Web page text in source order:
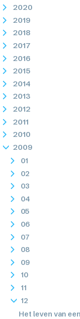
2020
2019
2018
2017
2016
2015
2014
2013
2012
2011
2010
2009
01
02
03
04
05
06
07
08
09
10
11
12
Het leven van